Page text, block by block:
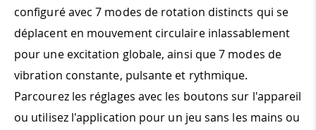
configuré avec 7 modes de rotation distincts qui se
déplacent en mouvement circulaire inlassablement
pour une excitation globale, ainsi que 7 modes de
vibration constante, pulsante et rythmique.
Parcourez les réglages avec les boutons sur l'appareil
ou utilisez l'application pour un jeu sans les mains ou